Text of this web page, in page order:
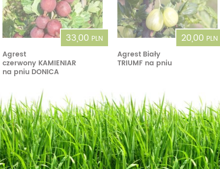
33,00 PLN
Agrest
czerwony KAMIENIAR
na pniu DONICA
20,00 PLN
Agrest Biały
TRIUMF na pniu